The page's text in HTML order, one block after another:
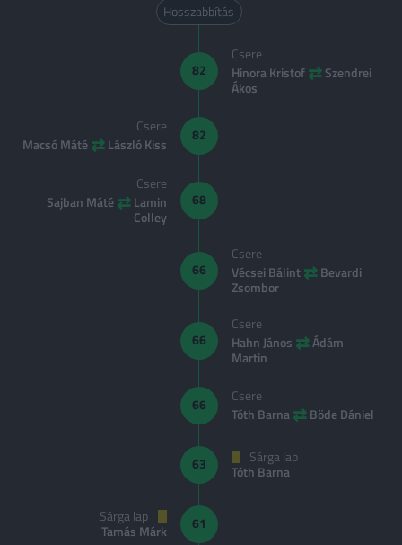
Hosszabbítás
82
Csere
Hinora Kristof ⇄ Szendrei
Ákos
Csere
Macsó Máté ⇄ László Kiss
82
Csere
Sajban Máté ⇄ Lamin
Colley
68
66
Csere
Vécsei Bálint ⇄ Bevardi
Zsombor
66
Csere
Hahn János ⇄Ádám
Martin
66
Csere
Tóth Barna ⇄ Böde Dániel
63 Sárga lap
Tóth Barna
Sárga lap
Tamás Márk 61